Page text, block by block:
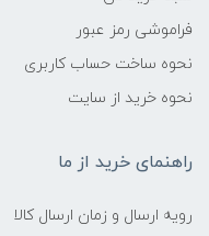
فراموشی رمز عبور
نحوه ساخت حساب کاربری
نحوه خرید از سایت
راهنمای خرید از ما
رویه ارسال و زمان ارسال کالا